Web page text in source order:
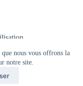
que nous vous offrons la
notre site.
L-D-24-5861